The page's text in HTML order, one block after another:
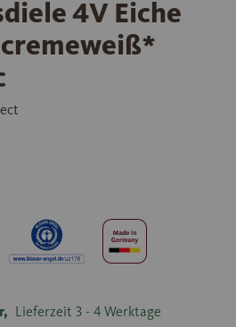
4V Eiche
cremeweiß*
Lieferzeit 3 - 4 Werktage